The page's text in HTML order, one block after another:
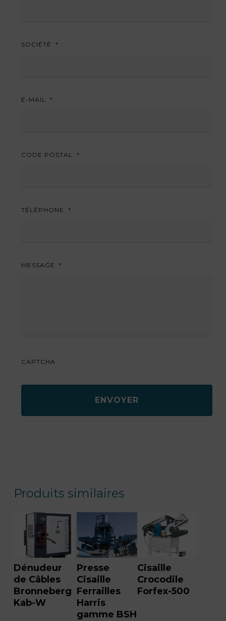
SOCIÉTÉ *
E-MAIL *
CODE POSTAL *
TÉLÉPHONE *
MESSAGE *
CAPTCHA
Produits similaires
Dénudeur
de Câbles
Bronneberg
Kab-W
Presse
Cisaille
Ferrailles
Harris
gamme BSH
Cisaille
Crocodile
Forfex-500